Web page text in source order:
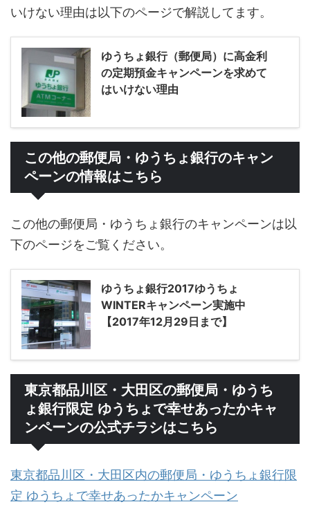
いけない理由は以下のページで解説してます。
ゆうちょ銀行（郵便局）に高金利
の定期預金キャンペーンを求めて
はいけない理由
この他の郵便局・ゆうちょ銀行のキャン
ペーンの情報はこちら
この他の郵便局・ゆうちょ銀行のキャンペーンは以
下のページをご覧ください。
ゆうちょ銀行2017ゆうちょ
WINTERキャンペーン実施中
【2017年12月29日まで】
東京都品川区・大田区の郵便局・ゆうち
ょ銀行限定 ゆうちょで幸せあったかキャ
ンペーンの公式チラシはこちら
東京都品川区・大田区内の郵便局・ゆうちょ銀行限
定 ゆうちょで幸せあったかキャンペーン